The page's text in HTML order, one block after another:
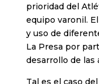
prioridad del
equipo varonil.
y uso de
La Presa por
desarrollo de las
Tal es el caso